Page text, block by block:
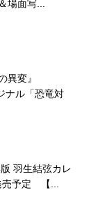
場面写...
異変』
ナル「恐竜対
羽生結弦カレ
予定 【...